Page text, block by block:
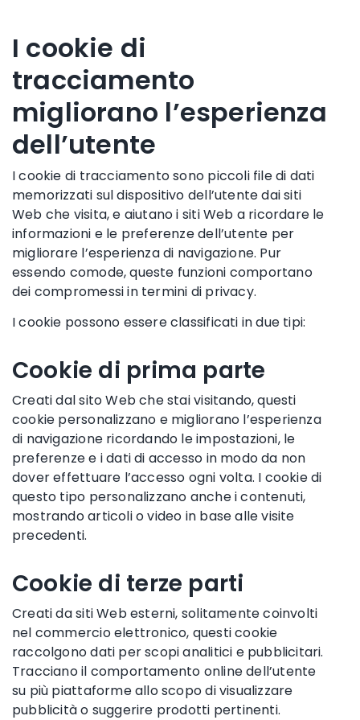
I cookie di
tracciamento
migliorano l’esperienza
dell’utente
I cookie di tracciamento sono piccoli file di dati
memorizzati sul dispositivo dell’utente dai siti
Web che visita, e aiutano i siti Web a ricordare le
informazioni e le preferenze dell’utente per
migliorare l’esperienza di navigazione. Pur
essendo comode, queste funzioni comportano
dei compromessi in termini di privacy.
I cookie possono essere classificati in due tipi:
Cookie di prima parte
Creati dal sito Web che stai visitando, questi
cookie personalizzano e migliorano l’esperienza
di navigazione ricordando le impostazioni, le
preferenze e i dati di accesso in modo da non
dover effettuare l’accesso ogni volta. I cookie di
questo tipo personalizzano anche i contenuti,
mostrando articoli o video in base alle visite
precedenti.
Cookie di terze parti
Creati da siti Web esterni, solitamente coinvolti
nel commercio elettronico, questi cookie
raccolgono dati per scopi analitici e pubblicitari.
Tracciano il comportamento online dell’utente
su più piattaforme allo scopo di visualizzare
pubblicità o suggerire prodotti pertinenti.